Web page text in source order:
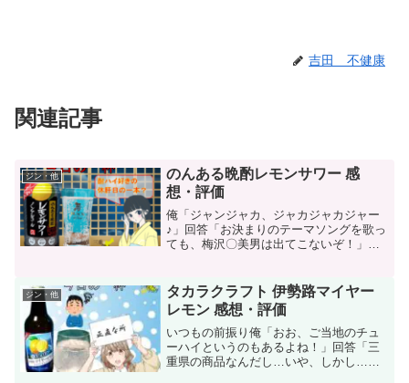
吉田 不健康
関連記事
ジン・他
のんある晩酌レモンサワー 感
想・評価
俺「ジャンジャカ、ジャカジャカジャー
♪」回答「お決まりのテーマソングを歌っ
ても、梅沢〇美男は出てこないぞ！」と
ル版です！ちなみに、コンビニをウロチ
ョロしていた時…「そ...
ジン・他
タカラクラフト 伊勢路マイヤー
レモン 感想・評価
いつもの前振り俺「おお、ご当地のチュ
ーハイというのもあるよね！」回答「三
重県の商品なんだし…いや、しかし…」